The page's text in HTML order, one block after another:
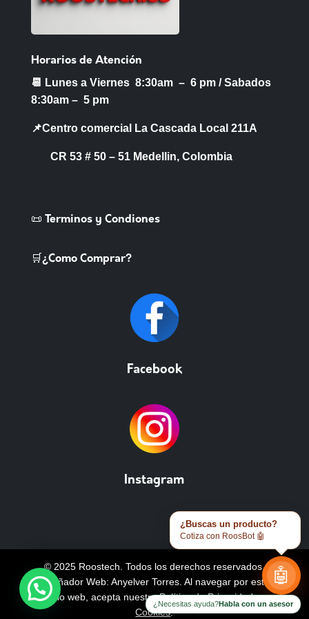
Horarios de Atención
📆 Lunes a Viernes 8:30am – 6 pm /Sabados
8:30am – 5 pm
📌Centro comercial La Cascada Local 211A
CR 53 # 50 – 51 Medellin, Colombia
📜 Terminos y Condiones
🛒¿Como Comprar?
Facebook
Instagram
© 2025 Roostech. Todos los derechos reservados.
Diseñador Web: Anyelver Torres. Al navegar por este
sitio web, acepta nuestraPolítica de Privacidad y
Cookies.
¿Buscas un producto?
Cotiza con RoosBot 🤖
🤖
¿Necesitas ayuda?Habla con un asesor